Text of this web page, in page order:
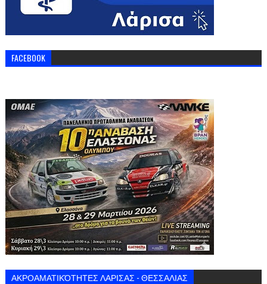
FACEBOOK
ΑΚΡΟΑΜΑΤΙΚΌΤΗΤΕΣ ΛΑΡΙΣΑΣ - ΘΕΣΣΑΛΙΑΣ